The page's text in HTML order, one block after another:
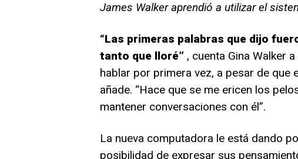
James Walker aprendió a utilizar el
“Las primeras palabras que dijo
tanto que lloré” , cuenta Gina Walker
hablar por primera vez, a pesar de que
añade. “Hace que se me ericen los
mantener conversaciones con él”.
La nueva computadora le está dando
posibilidad de expresar sus